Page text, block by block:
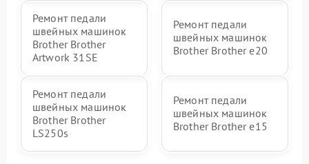
Ремонт педали
швейных машинок
Brother Brother
Artwork 31SE
Ремонт педали
швейных машинок
Brother Brother e20
Ремонт педали
швейных машинок
Brother Brother
LS250s
Ремонт педали
швейных машинок
Brother Brother e15